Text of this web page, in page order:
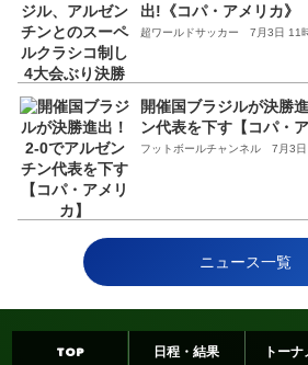
出!《コパ・アメリカ》
超ワールドサッカー 7月3日 11
開催国ブラジルが決勝
ン代表を下す【コパ・ア
フットボールチャンネル 7月3
ニュース一覧
TOP 日程・結果 トー